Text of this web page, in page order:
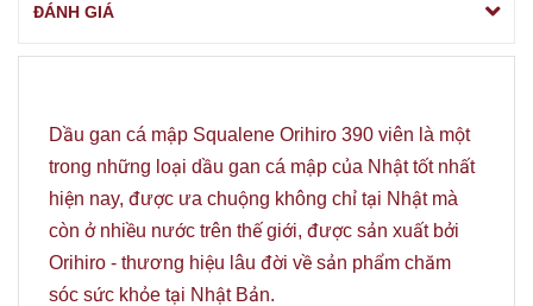
ĐÁNH GIÁ
Dầu gan cá mập Squalene Orihiro 390 viên là một
trong những loại dầu gan cá mập của Nhật tốt nhất
hiện nay, được ưa chuộng không chỉ tại Nhật mà
còn ở nhiều nước trên thế giới, được sản xuất bởi
Orihiro - thương hiệu lâu đời về sản phẩm chăm
sóc sức khỏe tại Nhật Bản.